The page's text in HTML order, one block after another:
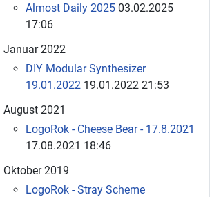
Almost Daily 2025 03.02.2025
17:06
Januar 2022
DIY Modular Synthesizer
19.01.2022 19.01.2022 21:53
August 2021
LogoRok - Cheese Bear - 17.8.2021
17.08.2021 18:46
Oktober 2019
LogoRok - Stray Scheme